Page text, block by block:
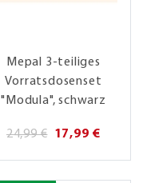
Mepal 3-teiliges
Vorratsdosenset
"Modula", schwarz
24,99 € 17,99 €